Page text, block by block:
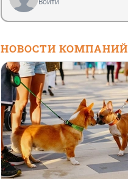
Войти
НОВОСТИ КОМПАНИЙ